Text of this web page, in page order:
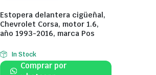
Estopera delantera cigüeñal,
Chevrolet Corsa, motor 1.6,
año 1993-2016, marca Pos
In Stock
Comprar por